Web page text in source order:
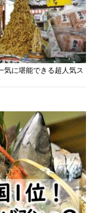
気に堪能できる超人気ス